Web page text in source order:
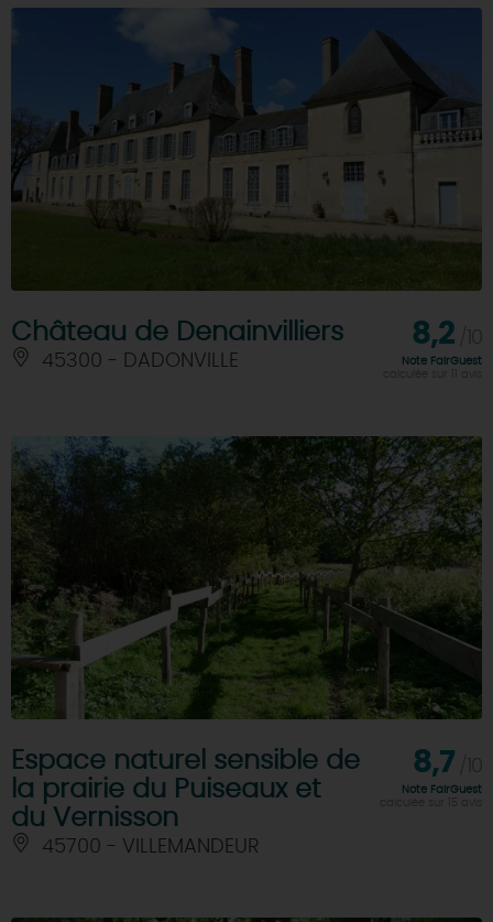
Château de Denainvilliers
45300 - DADONVILLE
8,2
Note FairGuest
Espace naturel sensible de
la prairie du Puiseaux et
du Vernisson
45700 - VILLEMANDEUR
8,7
Note FairGuest